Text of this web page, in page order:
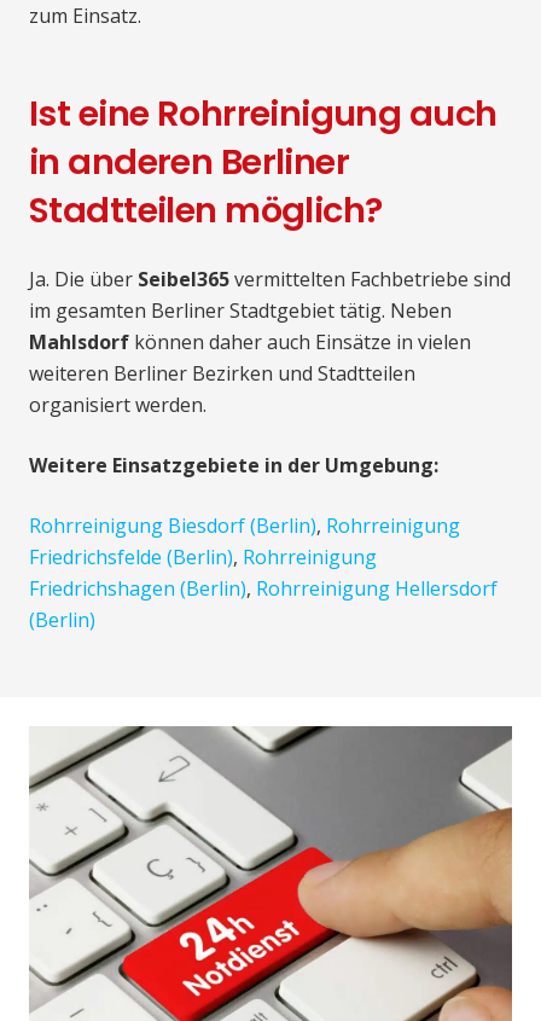
zum Einsatz.
Ist eine Rohrreinigung auch
in anderen Berliner
Stadtteilen möglich?
Ja. Die über Seibel365vermittelten Fachbetriebe sind
im gesamten Berliner Stadtgebiet tätig. Neben
Mahlsdorf können daher auch Einsätze in vielen
weiteren Berliner Bezirken und Stadtteilen
organisiert werden.
Weitere Einsatzgebiete in der Umgebung:
Rohrreinigung Biesdorf (Berlin), Rohrreinigung
Friedrichsfelde (Berlin), Rohrreinigung
Friedrichshagen (Berlin), Rohrreinigung Hellersdorf
(Berlin)